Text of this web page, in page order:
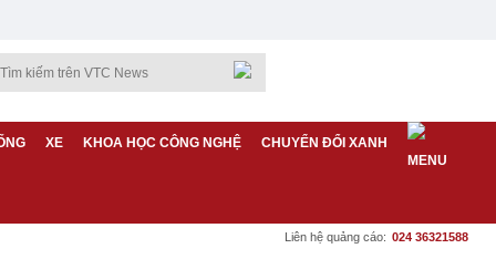
XE KHOA HỌC CÔNG NGHỆ CHUYỂN ĐỔI XANH
Liên hệ quảng cáo: 024 36321588